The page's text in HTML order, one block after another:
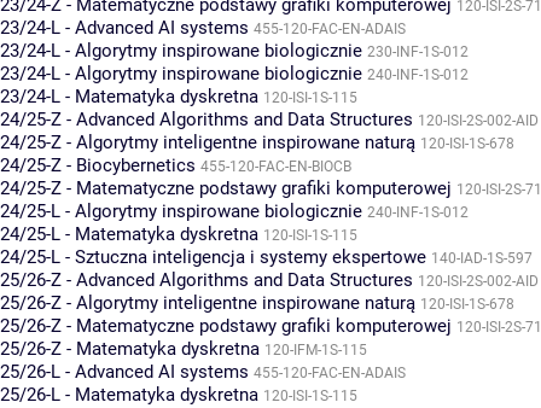
23/24-Z - Matematyczne podstawy grafiki komputerowej 120-ISI-2S-
23/24-L - Advanced AI systems 455-120-FAC-EN-ADAIS
23/24-L - Algorytmy inspirowane biologicznie 230-INF-1S-012
23/24-L - Algorytmy inspirowane biologicznie 240-INF-1S-012
23/24-L - Matematyka dyskretna 120-ISI-1S-115
24/25-Z - Advanced Algorithms and Data Structures 120-ISI-2S-002-AID
24/25-Z - Algorytmy inteligentne inspirowane naturą 120-ISI-1S-678
24/25-Z - Biocybernetics 455-120-FAC-EN-BIOCB
24/25-Z - Matematyczne podstawy grafiki komputerowej 120-ISI-2S-
24/25-L - Algorytmy inspirowane biologicznie 240-INF-1S-012
24/25-L - Matematyka dyskretna 120-ISI-1S-115
24/25-L - Sztuczna inteligencja i systemy ekspertowe 140-IAD-1S-597
25/26-Z - Advanced Algorithms and Data Structures 120-ISI-2S-002-AID
25/26-Z - Algorytmy inteligentne inspirowane naturą 120-ISI-1S-678
25/26-Z - Matematyczne podstawy grafiki komputerowej 120-ISI-2S-
25/26-Z - Matematyka dyskretna 120-IFM-1S-115
25/26-L - Advanced AI systems 455-120-FAC-EN-ADAIS
25/26-L - Matematyka dyskretna 120-ISI-1S-115